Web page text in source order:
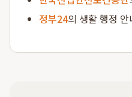
정부24의 생활 행정 안